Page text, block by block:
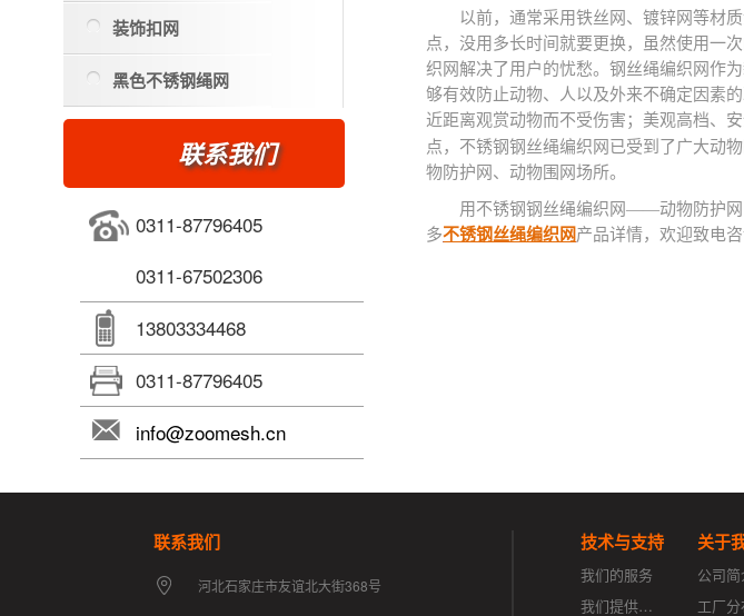
装饰扣网
黑色不锈钢绳网
联系我们
0311-87796405
0311-67502306
13803334468
0311-87796405
info@zoomesh.cn
以前，通常采用铁丝网、镀锌网等材
点，没用多长时间就要更换，虽然使用一
织网解决了用户的忧愁。钢丝绳编织网作
够有效防止动物、人以及外来不确定因素
近距离观赏动物而不受伤害；美观高档、
点，不锈钢钢丝绳编织网已受到了广大动
物防护网、动物围网场所。
用不锈钢钢丝绳编织网——动物防护网
多不锈钢丝绳编织网产品详情，欢迎致电
联系我们
河北石家庄市友谊北大街368号
技术与支持
我们的服务
我们提供的支持
关于
公司
工厂分